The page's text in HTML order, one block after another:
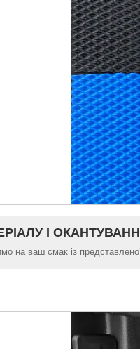
І
на ваш смак із